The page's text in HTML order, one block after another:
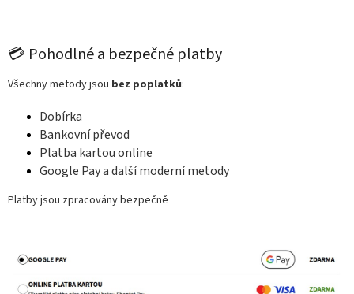
💳 Pohodlné a bezpečné platby
Všechny metody jsou bez poplatků:
Dobírka
Bankovní převod
Platba kartou online
Google Pay a další moderní metody
Platby jsou zpracovány bezpečně